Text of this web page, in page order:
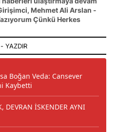
Mehmet Ali Arslan -
Çünkü Herkes
Boğan Veda: Cansever
Kaybetti
DEVRAN İSKENDER AYNI